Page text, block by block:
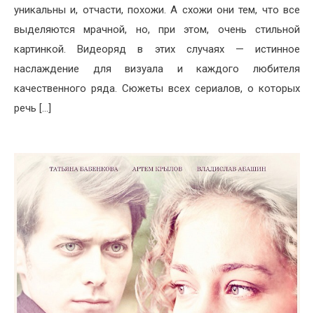
уникальны и, отчасти, похожи. А схожи они тем, что все
выделяются мрачной, но, при этом, очень стильной
картинкой. Видеоряд в этих случаях — истинное
наслаждение для визуала и каждого любителя
качественного ряда. Сюжеты всех сериалов, о которых
речь […]